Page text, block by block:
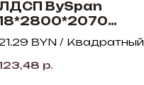
BySpan
Королевский шелк
PO
BYN / Квадратный
р.